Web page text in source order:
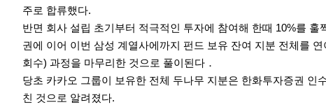
주로 합류했다.
반면 회사 설립 초기부터 적극적인 투자에 참여해 한때 10%를 훌
권에 이어 이번 삼성 계열사에까지 펀드 보유 잔여 지분 전체를
회수) 과정을 마무리한 것으로 풀이된다．
당초 카카오 그룹이 보유한 전체 두나무 지분은 한화투자증권 인
친 것으로 알려졌다.